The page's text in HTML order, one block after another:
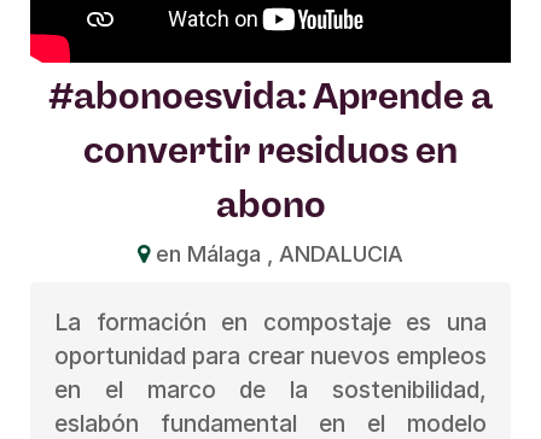
#abonoesvida: Aprende a
convertir residuos en
abono
en Málaga , ANDALUCIA
La formación en compostaje es una
oportunidad para crear nuevos empleos
en el marco de la sostenibilidad,
eslabón fundamental en el modelo